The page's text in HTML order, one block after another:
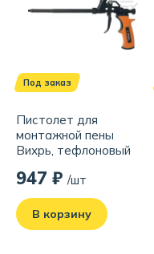
Под заказ
Пистолет для
монтажной пены
Вихрь, тефлоновый
947 ₽ /шт
В корзину